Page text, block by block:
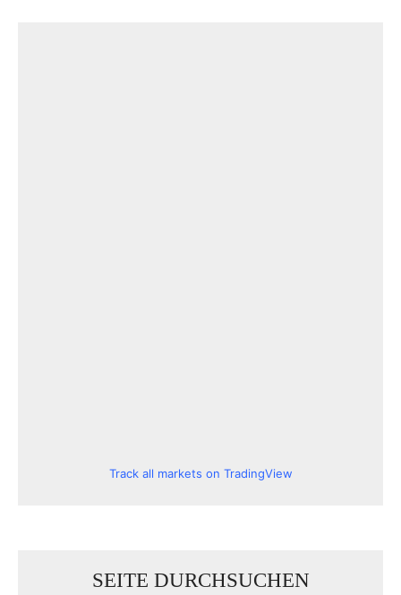
Track all markets on TradingView
SEITE DURCHSUCHEN